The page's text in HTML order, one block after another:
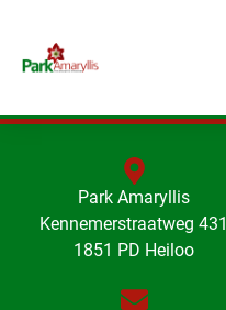
Park Amaryllis
Kennemerstraatweg 431
1851 PD Heiloo